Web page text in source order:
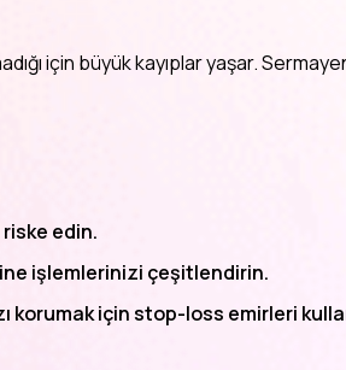
için büyük kayıplar yaşar.
edin.
işlemlerinizi çeşitlendirin.
korumak için stop-loss emirleri